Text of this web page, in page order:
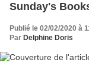
Sunday's
Publié le 02/02/2020 à
Par Delphine Doris